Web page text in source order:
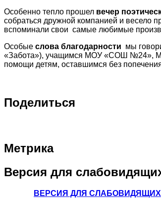
Особенно тепло прошел вечер
собраться дружной компанией и весело
вспоминали свои самые любимые
Особые слова благодарности мы
«Забота»), учащимся МОУ «СОШ №24»,
помощи детям, оставшимся без
Поделиться
Метрика
Версия для
ВЕРСИЯ ДЛЯ СЛАБОВИДЯЩИХ